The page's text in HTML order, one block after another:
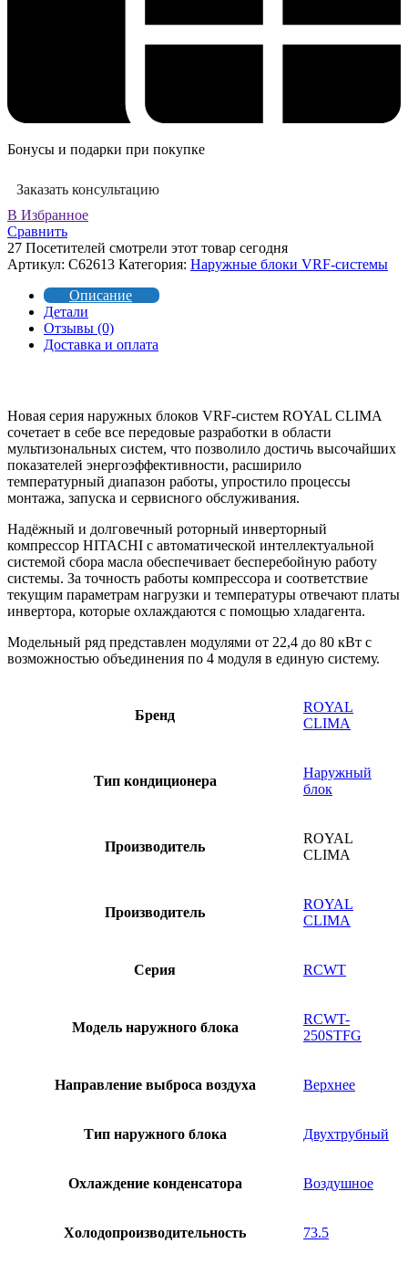
Бонусы и подарки при покупке
Заказать консультацию
В Избранное
Сравнить
27 Посетителей смотрели этот товар сегодня
Артикул: C62613 Категория: Наружные блоки VRF-системы
Описание
Детали
Отзывы (0)
Доставка и оплата
Новая серия наружных блоков VRF-систем ROYAL CLIMA
сочетает в себе все передовые разработки в области
мультизональных систем, что позволило достичь высочайших
показателей энергоэффективности, расширило
температурный диапазон работы, упростило процессы
монтажа, запуска и сервисного обслуживания.
Надёжный и долговечный роторный инверторный
компрессор HITACHI с автоматической интеллектуальной
системой сбора масла обеспечивает бесперебойную работу
системы. За точность работы компрессора и соответствие
текущим параметрам нагрузки и температуры отвечают платы
инвертора, которые охлаждаются с помощью хладагента.
Модельный ряд представлен модулями от 22,4 до 80 кВт с
возможностью объединения по 4 модуля в единую систему.
Бренд
ROYAL
CLIMA
Тип кондиционера
Наружный
блок
Производитель
ROYAL
CLIMA
Производитель
ROYAL
CLIMA
Серия RCWT
Модель наружного блока
RCWT-
250STFG
Направление выброса воздуха Верхнее
Тип наружного блока Двухтрубный
Охлаждение конденсатора Воздушное
Холодопроизводительность 73.5